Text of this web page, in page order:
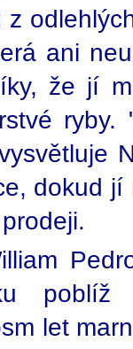
ani
že jí
ryby.
dokud
poblíž
let